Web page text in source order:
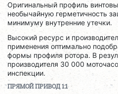
Оригинальный профиль
необычайную герметичность
минимуму внутренние утечки.
Высокий ресурс и
применения оптимально
формы профиля ротора. В
производителя 30 000
инспекции.
ПРЯМОЙ ПРИВОД 1:1